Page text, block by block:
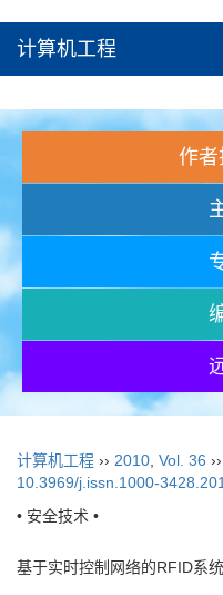
计算机工程
作者
计算机工程 ›› 2010 Vol. 36 ››
10.3969/j.issn.1000-
• 安全技术 •
基于实时控制网络的RFID系